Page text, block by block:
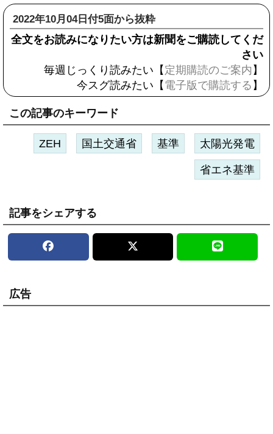
2022年10月04日付5面から抜粋
全文をお読みになりたい方は新聞をご購読してくだ
さい
毎週じっくり読みたい【 定期購読のご案内 】
今スグ読みたい【 電子版で購読する 】
この記事のキーワード
ZEH 国土交通省 基準 太陽光発電
省エネ基準
記事をシェアする
広告